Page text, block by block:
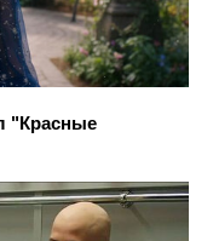
"Красные